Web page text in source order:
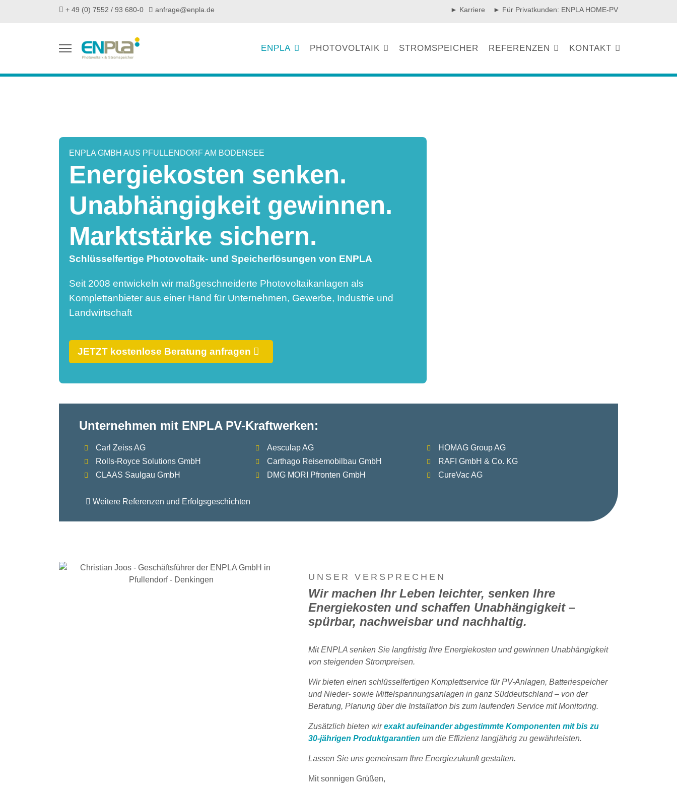
+ 49 (0) 7552 / 93 680-0 anfrage@enpla.de ► Karriere ► Für Privatkunden: ENPLA HOME-PV
ENPLA PHOTOVOLTAIK STROMSPEICHER REFERENZEN KONTAKT
ENPLA GMBH AUS PFULLENDORF AM BODENSEE
Energiekosten senken.
Unabhängigkeit gewinnen.
Marktstärke sichern.
Schlüsselfertige Photovoltaik- und Speicherlösungen von ENPLA
Seit 2008 entwickeln wir maßgeschneiderte Photovoltaikanlagen als
Komplettanbieter aus einer Hand für Unternehmen, Gewerbe, Industrie und
Landwirtschaft
JETZT kostenlose Beratung anfragen
Unternehmen mit ENPLA PV-Kraftwerken:
Carl Zeiss AG
Rolls-Royce Solutions GmbH
CLAAS Saulgau GmbH
Aesculap AG
Carthago Reisemobilbau GmbH
DMG MORI Pfronten GmbH
HOMAG Group AG
RAFI GmbH & Co. KG
CureVac AG
Weitere Referenzen und Erfolgsgeschichten
UNSER VERSPRECHEN
Wir machen Ihr Leben leichter, senken Ihre
Energiekosten und schaffen Unabhängigkeit –
spürbar, nachweisbar und nachhaltig.
Mit ENPLA senken Sie langfristig Ihre Energiekosten und gewinnen Unabhängigkeit
von steigenden Strompreisen.
Wir bieten einen schlüsselfertigen Komplettservice für PV-Anlagen, Batteriespeicher
und Nieder- sowie Mittelspannungsanlagen in ganz Süddeutschland – von der
Beratung, Planung über die Installation bis zum laufenden Service mit Monitoring.
Zusätzlich bieten wirexakt aufeinander abgestimmte Komponenten mit bis zu
30-jährigen Produktgarantien um die Effizienz langjährig zu gewährleisten.
Lassen Sie uns gemeinsam Ihre Energiezukunft gestalten.
Mit sonnigen Grüßen,